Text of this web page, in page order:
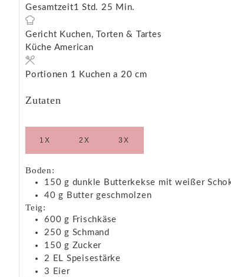
Gesamtzeit1 Std. 25 Min.
Gericht Kuchen, Torten & Tartes
Küche American
Portionen 1 Kuchen a 20 cm
Zutaten
1X 2X 3X
Boden:
150 g dunkle Butterkekse mit weißer
40 g Butter geschmolzen
Teig:
600 g Frischkäse
250 g Schmand
150 g Zucker
2 EL Speisestärke
3 Eier